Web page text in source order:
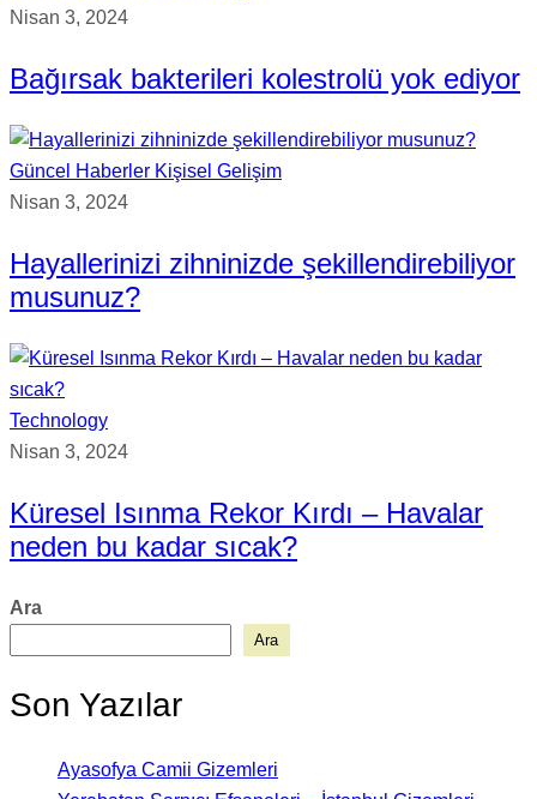
Nisan 3, 2024
Bağırsak bakterileri kolestrolü yok ediyor
Güncel Haberler Kişisel Gelişim
Nisan 3, 2024
Hayallerinizi zihninizde şekillendirebiliyor
musunuz?
Technology
Nisan 3, 2024
Küresel Isınma Rekor Kırdı – Havalar
neden bu kadar sıcak?
Ara
Ara
Son Yazılar
Ayasofya Camii Gizemleri